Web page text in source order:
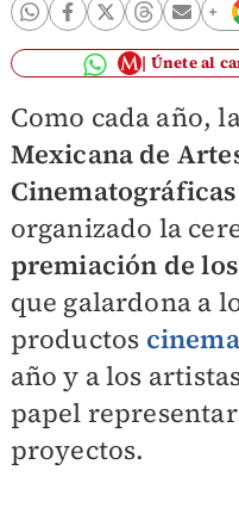
Únete al
Como cada año,
Mexicana de
Cinematográficas
organizado la
premiación de
que galardona a
productos
año y a los
papel
proyectos.